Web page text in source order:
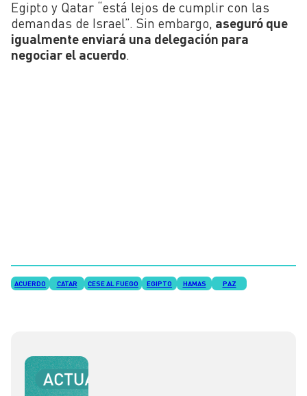
Egipto y Qatar “está lejos de cumplir con las
demandas de Israel”. Sin embargo, aseguró que
igualmente enviará una delegación para
negociar el acuerdo.
ACUERDO CATAR CESE AL FUEGO EGIPTO HAMAS PAZ